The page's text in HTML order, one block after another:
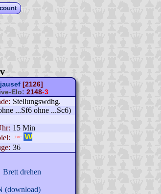
jausef [2126]
Elo: 2148-3
Stellungswdhg.
...Sf6 ohne ...Sc6)
15 Min
36
Brett drehen
(download)